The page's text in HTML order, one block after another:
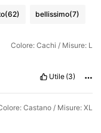
(62) bellissimo(7)
Colore: Cachi / Misure: L
Utile (3)
Castano / Misure: XL